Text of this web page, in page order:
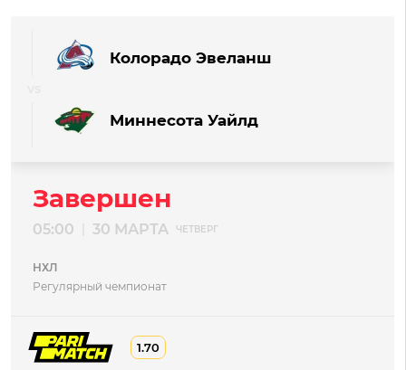
Колорадо Эвеланш
Миннесота Уайлд
Завершен
05:00 30 МАРТА ЧЕТВЕРГ
НХЛ
Регулярный чемпионат
1.70